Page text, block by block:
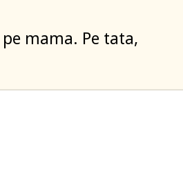
mama. Pe tata,